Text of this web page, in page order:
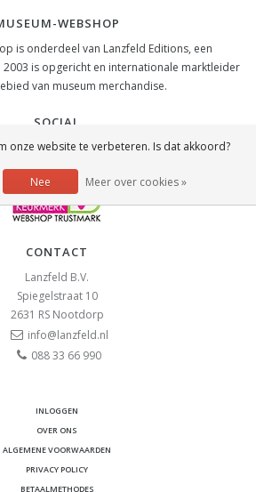
WEBSHOP
is onderdeel van Lanzfeld Editions, een
is opgericht en internationale marktleider
van museum merchandise.
SOCIAL
CONTACT
Lanzfeld B.V.
Spiegelstraat 10
2631 RS Nootdorp
info@lanzfeld.nl
088 33 66 990
INLOGGEN
OVER ONS
ALGEMENE VOORWAARDEN
PRIVACY POLICY
BETAALMETHODES
onze website te verbeteren. Is dat akkoord?
Nee Meer over cookies »